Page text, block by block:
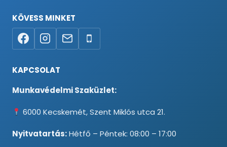
KÖVESS MINKET
KAPCSOLAT
Munkavédelmi Szaküzlet:
6000 Kecskemét, Szent Miklós utca 21.
Nyitvatartás:Hétfő – Péntek: 08:00 – 17:00